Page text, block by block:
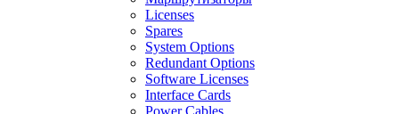
Licenses
Spares
System Options
Redundant Options
Software Licenses
Interface Cards